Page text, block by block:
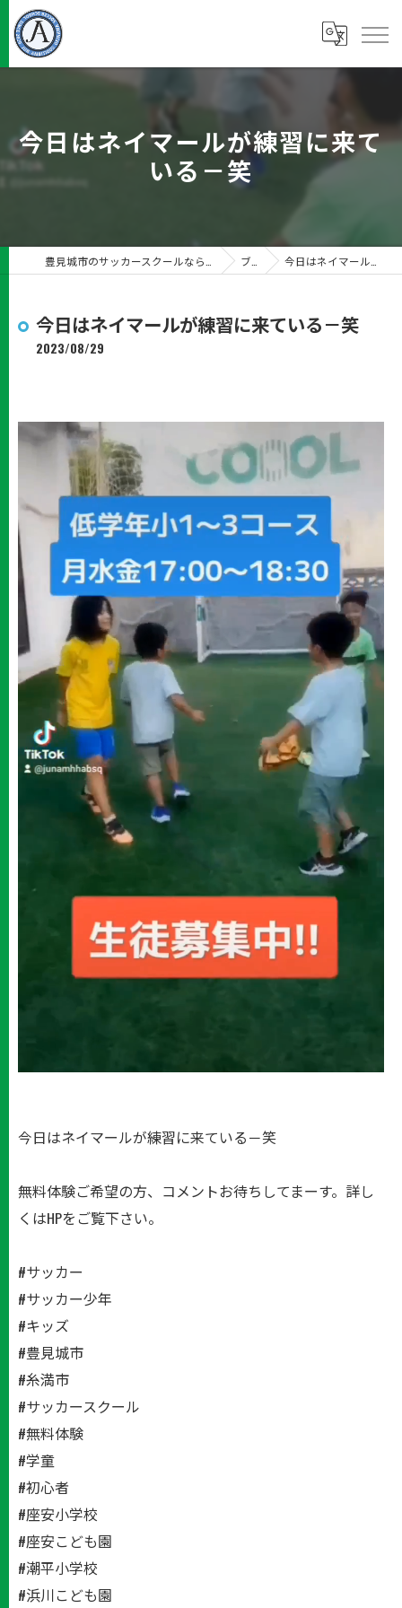
今日はネイマールが練習に来て
いる－笑
ブログ 今日はネイマールが練習に来ている－笑
今日はネイマールが練習に来ている－笑
2023/08/29
今日はネイマールが練習に来ている－笑
無料体験ご希望の方、コメントお待ちしてまーす。詳し
くはHPをご覧下さい。
#サッカー
#サッカー少年
#キッズ
#豊見城市
#糸満市
#サッカースクール
#無料体験
#学童
#初心者
#座安小学校
#座安こども園
#潮平小学校
#浜川こども園